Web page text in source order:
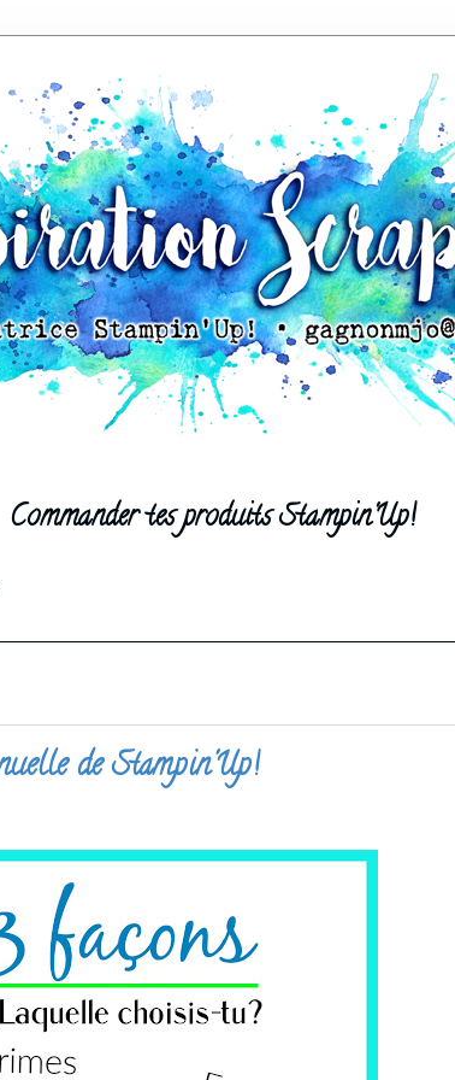
Commander tes produits Stampin'Up!
de Stampin'Up!